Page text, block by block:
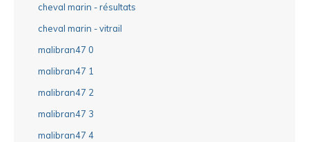
cheval marin - résultats
cheval marin - vitrail
malibran47 0
malibran47 1
malibran47 2
malibran47 3
malibran47 4